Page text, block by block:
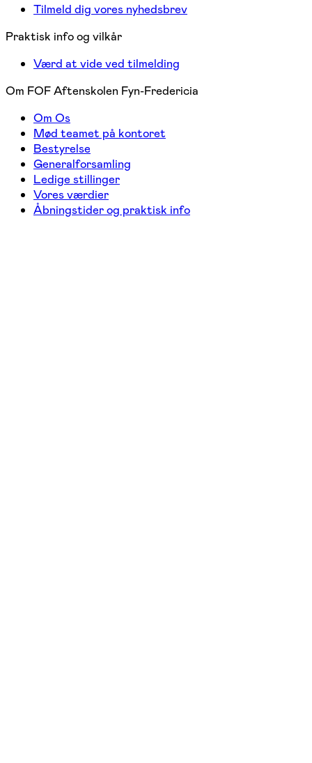
Tilmeld dig vores nyhedsbrev
Praktisk info og vilkår
Værd at vide ved tilmelding
Om FOF Aftenskolen Fyn-Fredericia
Om Os
Mød teamet på kontoret
Bestyrelse
Generalforsamling
Ledige stillinger
Vores værdier
Åbningstider og praktisk info